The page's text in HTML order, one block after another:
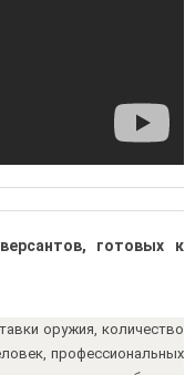
готовых к
оружия, количество
профессиональных